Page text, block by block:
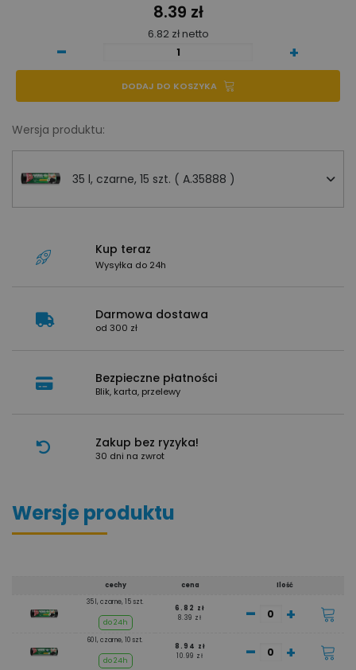
8.39 zł
6.82 zł netto
- +
DODAJ DO KOSZYKA
Wersja produktu:
35 l, czarne, 15 szt. ( A.35888 )
Kup teraz
Wysyłka do 24h
Darmowa dostawa
od 300 zł
Bezpieczne płatności
Blik, karta, przelewy
Zakup bez ryzyka!
30 dni na zwrot
Wersje produktu
cechy cena
Ilość
35 l, czarne, 15 szt.
do 24h
6.82 zł
8.39 zł
- +
60 l, czarne, 10 szt.
do 24h
8.94 zł
10.99 zł
- +